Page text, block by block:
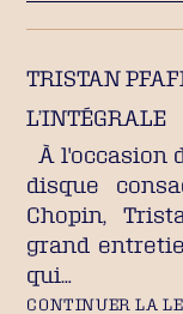
TRISTAN
L’INTÉGRALE
À l'occasion
disque
Chopin,
grand
qui…
CONTINUER LA